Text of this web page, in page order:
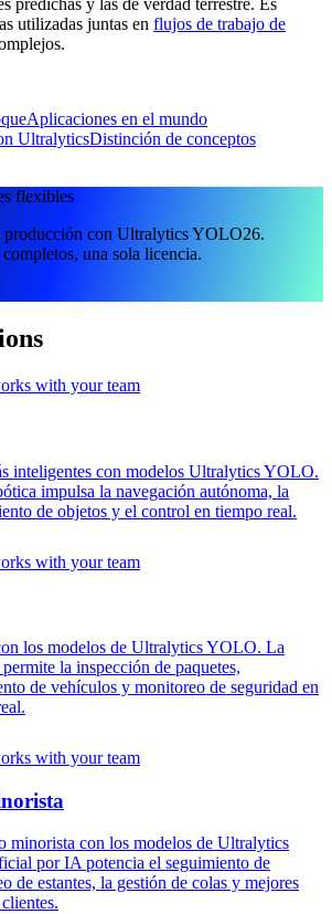
predichas y las de verdad terrestre. Es
utilizadas juntas en flujos de trabajo de
Aplicaciones en el mundo
UltralyticsDistinción de conceptos
flexibles
producción con Ultralytics YOLO26.
una sola licencia.
inteligentes con modelos Ultralytics YOLO.
impulsa la navegación autónoma, la
de objetos y el control en tiempo real.
los modelos de Ultralytics YOLO. La
la inspección de paquetes,
de vehículos y monitoreo de seguridad en
minorista con los modelos de Ultralytics
por IA potencia el seguimiento de
de estantes, la gestión de colas y mejores